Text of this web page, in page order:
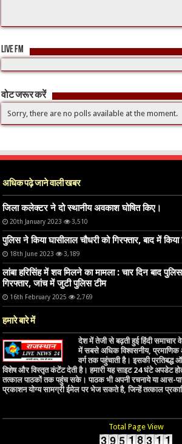
LIVE FM
वोट जरूर करें
Sorry, there are no polls available at the moment.
अधिक पढ़े जाने वाली खबर
जिला कलेक्टर ने दो स्थानीय अवकाश घोषित किए।
20th January 2023 3,510
पुलिस ने किया घासीलाल चौधरी को गिरफ्तार, बाद में किया
18th June 2023 3,189
लांबा हरिसिंह में शव मिलने का मामला : चार दिन बाद
गिरफ्तार, जांच में जुटी पुलिस टीम
16th February 2025 2,769
हमारे बारे में
देश में तेजी से बढ़ती हुई हिंदी समाचार
में सबसे अधिक विश्वसनीय, प्रमाणिक
वर्ग तक पहुंचाती है। इसकी प्रतिबद्ध
विशेष और विस्तृत कंटेंट देती है। हमारी यह साइट 24 घंटे अपडेट
तत्काल पाठकों तक पहुंच सके। पाठक भी अपनी रचनाये या आस-
प्रकाशन योग्य सामग्री ईमेल पर भेज सकते है, जिन्हें तत्काल
Total Page View